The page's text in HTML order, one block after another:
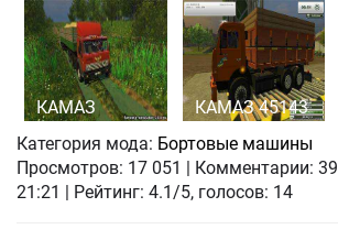
КАМАЗ КАМАЗ 45143
Категория мода: Бортовые машины
Просмотров: 17 051 Комментарии: 39
21:21
| Рейтинг: 4.1/5, голосов: 14